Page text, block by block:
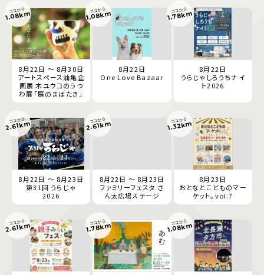
8月22日 ～ 8月30日
アートスペース油亀企
画展 木ユウコのうつ
わ展「庭のまばたき」
ココから
1.08km
8月22日
One Love Bazaar
ココから
1.08km
8月22日
うらじゃしろうちナイ
ト2026
ココから
1.78km
8月22日 ～ 8月23日
第31回 うらじゃ
2026
ココから
2.61km
8月22日 ～ 8月23日
ファミリーフェスタ さ
ん太広場ステージ
ココから
2.61km
8月23日
おとなとこどものマー
ケット。vol.7
ココから
1.32km
ココから
2.61km ココから
1.78km ココから
1.08km